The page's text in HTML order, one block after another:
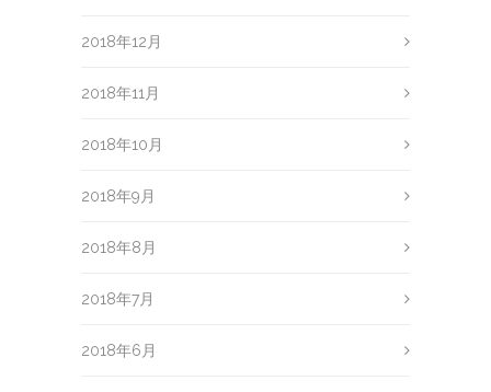
2018年12月
2018年11月
2018年10月
2018年9月
2018年8月
2018年7月
2018年6月